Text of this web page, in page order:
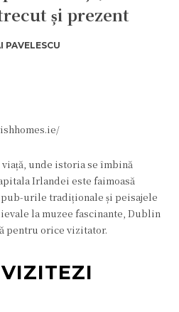
și prezent
PAVELESCU
unde istoria se îmbină
Irlandei este faimoasă
urile tradiționale și peisajele
la muzee fascinante, Dublin
pentru orice vizitator.